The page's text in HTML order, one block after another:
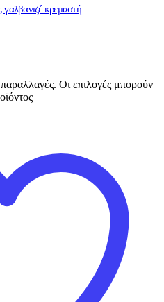
γαλβανιζέ κρεμαστή
Οι επιλογές μπορούν